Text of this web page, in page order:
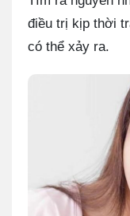
điều trị kịp thời
có thể xảy ra.